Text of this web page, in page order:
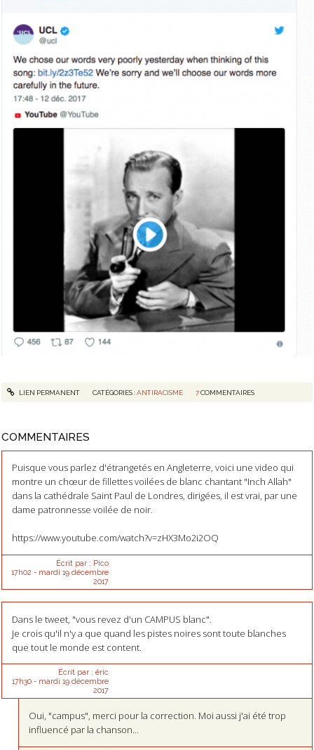
LIEN PERMANENT CATÉGORIES :ANTIRACISME 7COMMENTAIRES
COMMENTAIRES
Puisque vous parlez d'étrangetés en Angleterre, voici une video qui
montre un chœur de fillettes voilées de blanc chantant "Inch Allah"
dans la cathédrale Saint Paul de Londres, dirigées, il est vrai, par une
dame patronnesse voilée de noir.
https://www.youtube.com/watch?v=zHX3Mo2i2OQ
Écrit par : Pico
17h02 - mardi 19 décembre
2017
Dans le tweet, "vous revez d'un CAMPUS blanc".
Je crois qu'il n'y a que quand les pistes noires sont toute blanches
que tout le monde est content.
Écrit par : éric
17h30- mardi 19 décembre
2017
Oui, "campus", merci pour la correction. Moi aussi j'ai été trop
influencé par la chanson...